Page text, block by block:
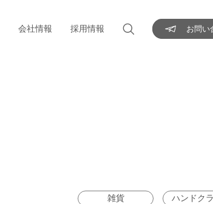
会社情報 採用情報 お問い
雑貨 ハンドク